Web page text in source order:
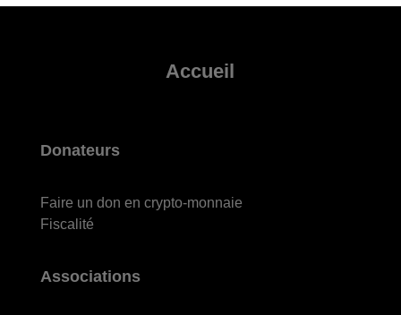
Accueil
Donateurs
Faire un don en crypto-monnaie
Fiscalité
Associations